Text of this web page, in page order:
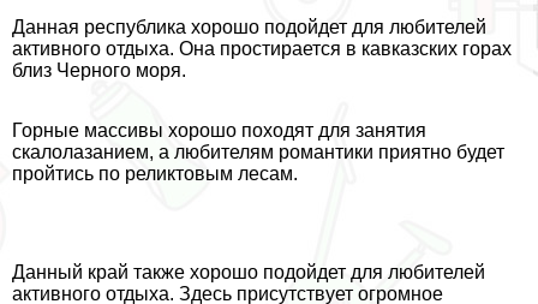
Данная республика хорошо подойдет для любителей
активного отдыха. Она простирается в кавказских горах
близ Черного моря.
Горные массивы хорошо походят для занятия
скалолазанием, а любителям романтики приятно будет
пройтись по реликтовым лесам.
Данный край также хорошо подойдет для любителей
активного отдыха. Здесь присутствует огромное